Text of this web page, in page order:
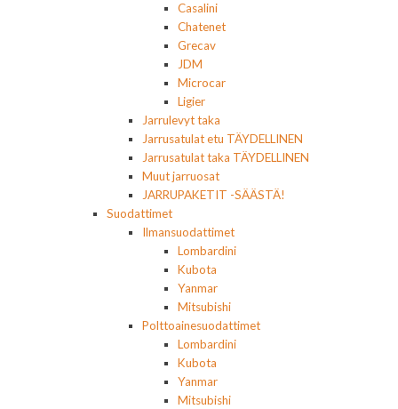
Casalini
Chatenet
Grecav
JDM
Microcar
Ligier
Jarrulevyt taka
Jarrusatulat etu TÄYDELLINEN
Jarrusatulat taka TÄYDELLINEN
Muut jarruosat
JARRUPAKETIT -SÄÄSTÄ!
Suodattimet
Ilmansuodattimet
Lombardini
Kubota
Yanmar
Mitsubishi
Polttoainesuodattimet
Lombardini
Kubota
Yanmar
Mitsubishi